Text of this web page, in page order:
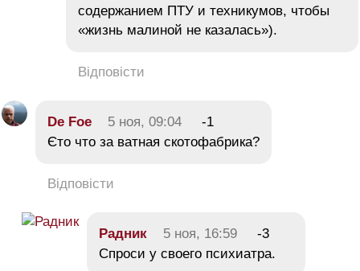
содержанием ПТУ и техникумов, чтобы
«жизнь малиной не казалась»).
Відповісти
De Foe 5 ноя, 09:04
-1
Єто что за ватная скотофабрика?
Відповісти
Радник 5 ноя, 16:59
-3
Спроси у своего психиатра.